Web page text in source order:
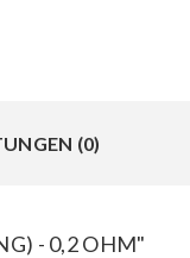
(0)
- 0,2 OHM"